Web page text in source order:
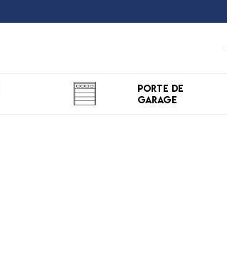
Porte de
Garage